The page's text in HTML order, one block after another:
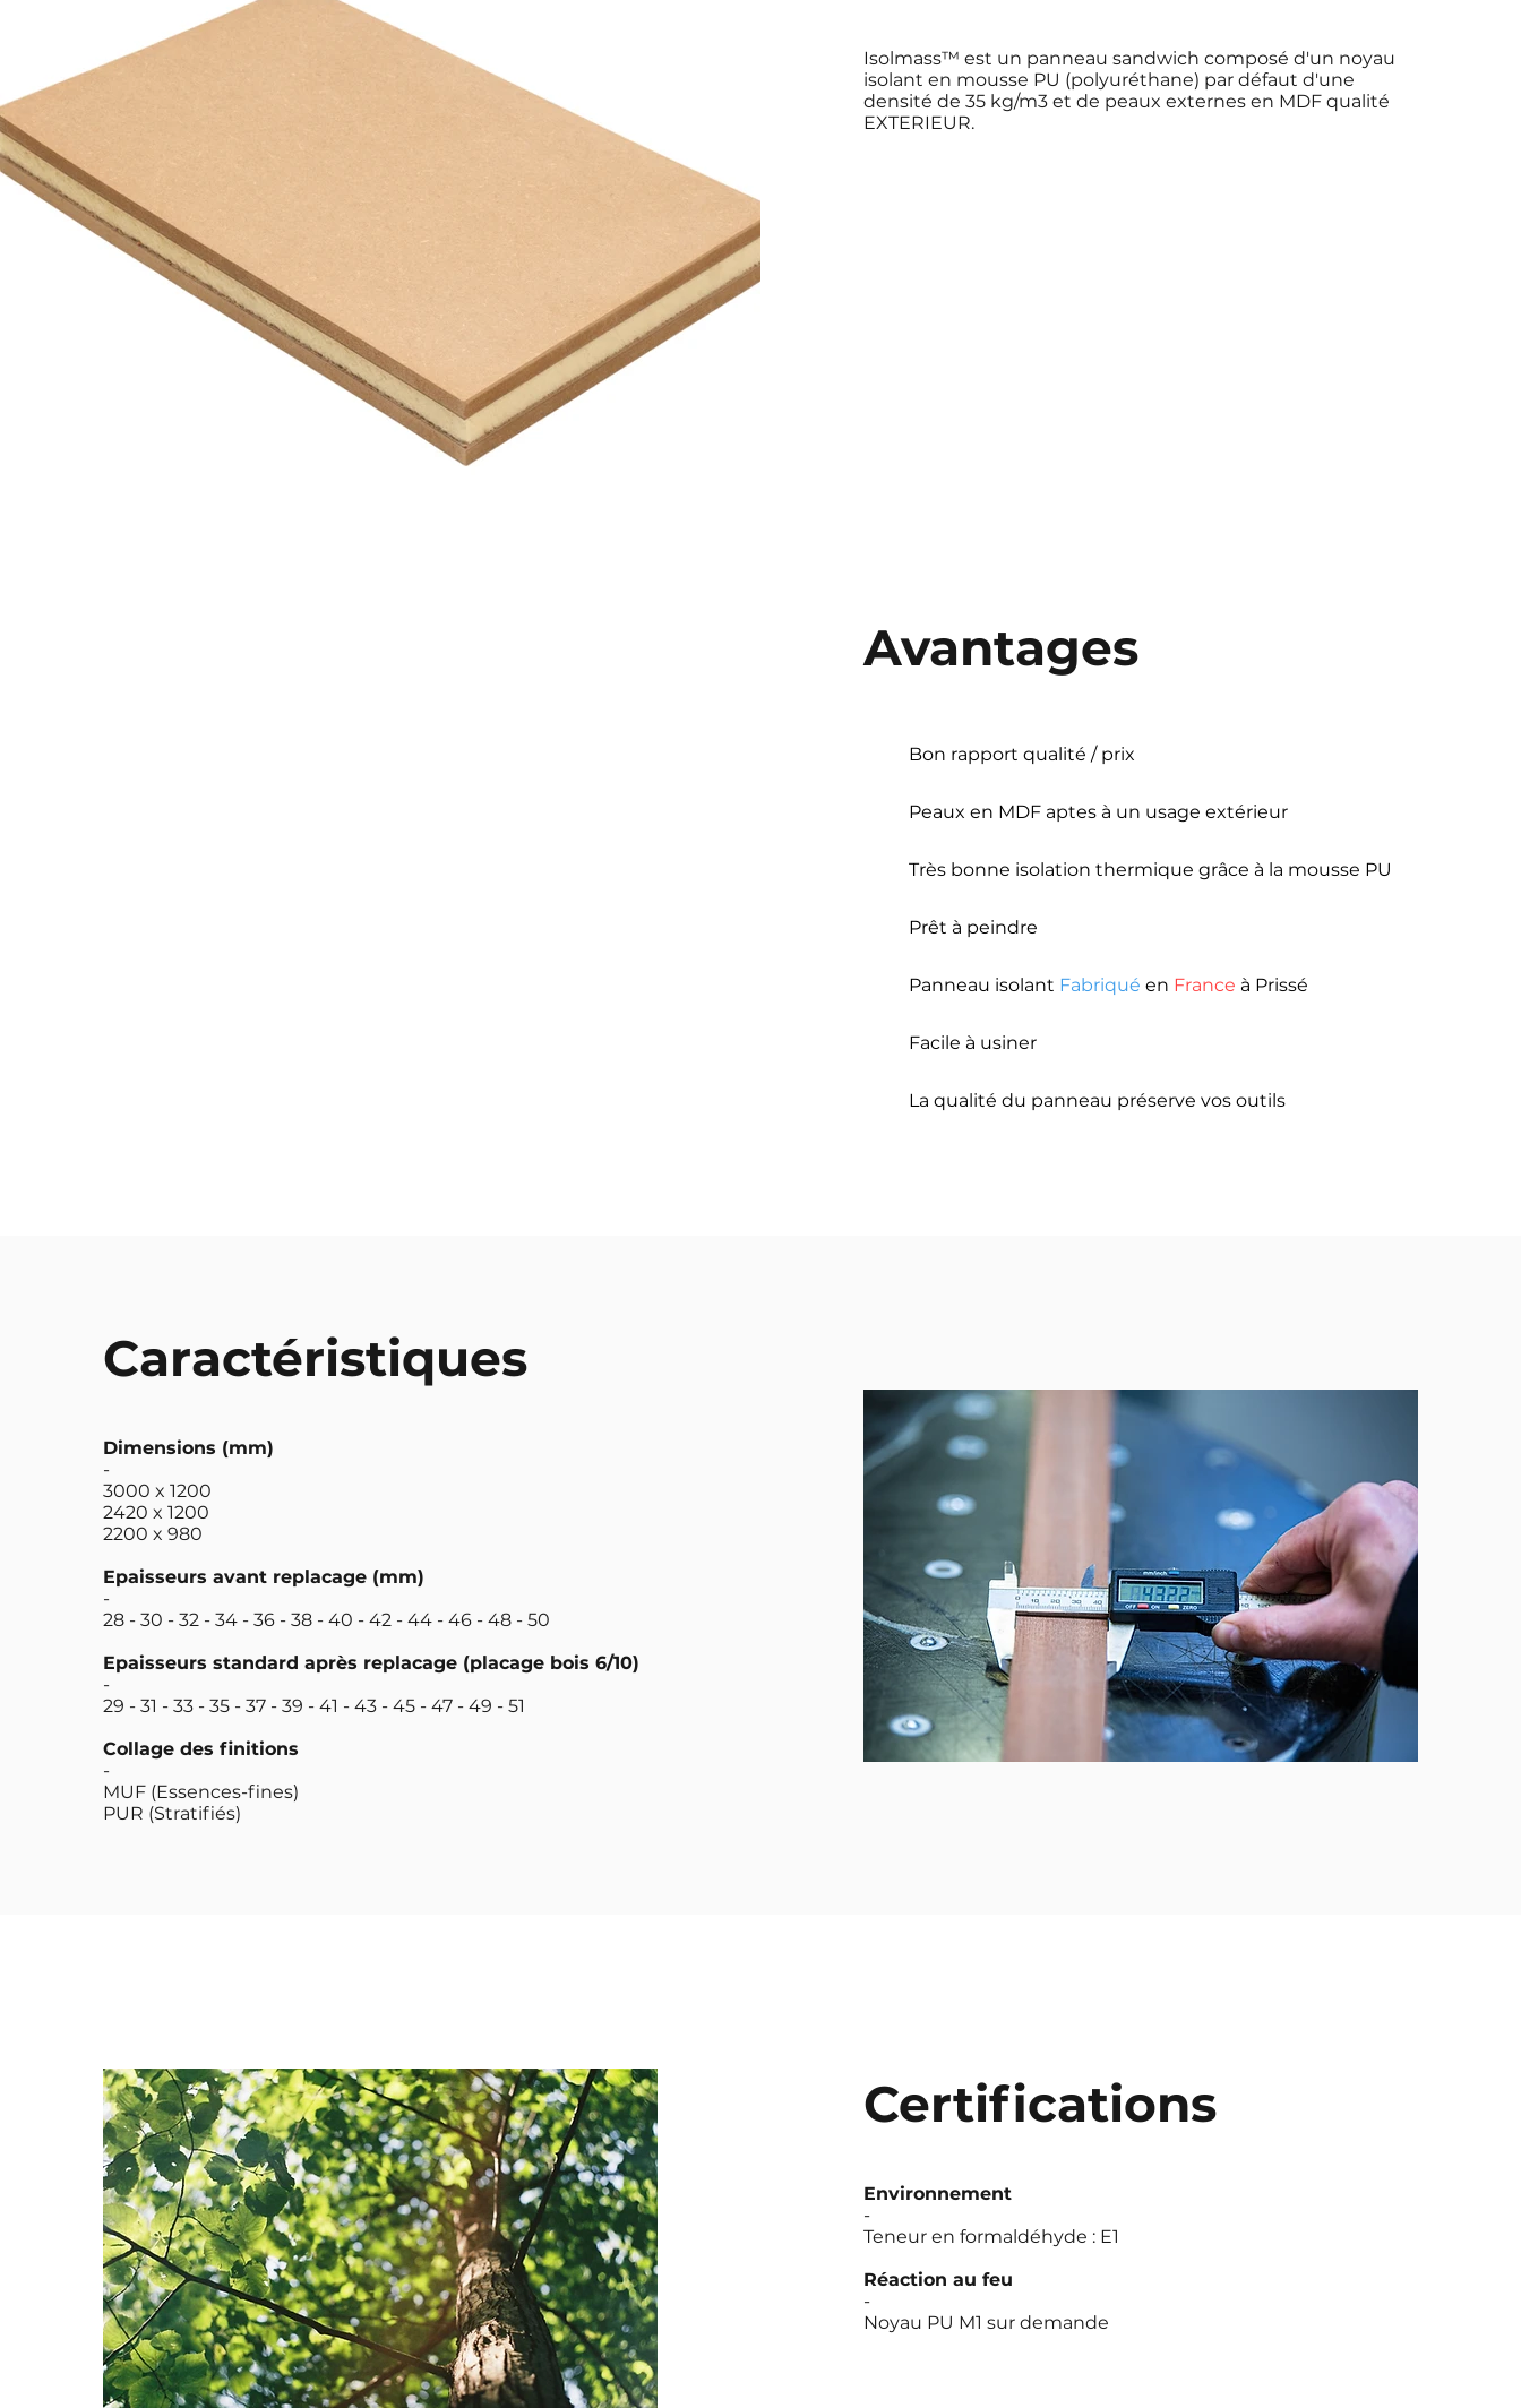
Isolmass™ est un panneau sandwich composé d'un noyau
isolant en mousse PU (polyuréthane) par défaut d'une
densité de 35 kg/m3 et de peaux externes en MDF qualité
EXTERIEUR.
Avantages
Bon rapport qualité / prix
Peaux en MDF aptes à un usage extérieur
Très bonne isolation thermique grâce à la mousse PU
Prêt à peindre
Panneau isolant Fabriqué en France à Prissé
Facile à usiner
La qualité du panneau préserve vos outils
Caractéristiques
Dimensions (mm)
-
3000 x 1200
2420 x 1200
2200 x 980
Epaisseurs avant replacage (mm)
-
28 - 30 - 32 - 34 - 36 - 38 - 40 - 42 - 44 - 46 - 48 - 50
Epaisseurs standard après replacage (placage bois 6/10)
-
29 - 31 - 33 - 35 - 37 - 39 - 41 - 43 - 45 - 47 - 49 - 51
Collage des finitions
-
MUF (Essences-fines)
PUR (Stratifiés)
Certifications
Environnement
-
Teneur en formaldéhyde : E1
Réaction au feu
-
Noyau PU M1 sur demande